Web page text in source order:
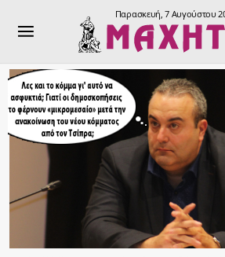
Παρασκευή, 7 Αυγούστου